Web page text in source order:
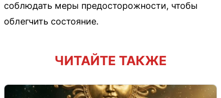
соблюдать меры предосторожности, чтобы
облегчить состояние.
ЧИТАЙТЕ ТАКЖЕ